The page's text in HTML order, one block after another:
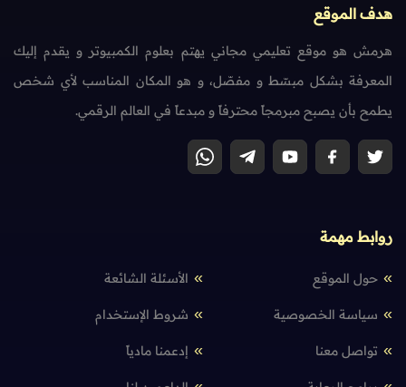
هدف الموقع
هرمش هو موقع تعليمي مجاني يهتم بعلوم الكمبيوتر و يقدم إليك
المعرفة بشكل مبسّط و مفصّل، و هو المكان المناسب لأي شخص
يطمح بأن يصبح مبرمجاً محترفاً و مبدعاً في العالم الرقمي.
روابط مهمة
حول الموقع الأسئلة الشائعة
سياسة الخصوصية شروط الإستخدام
تواصل معنا إدعمنا مادياً